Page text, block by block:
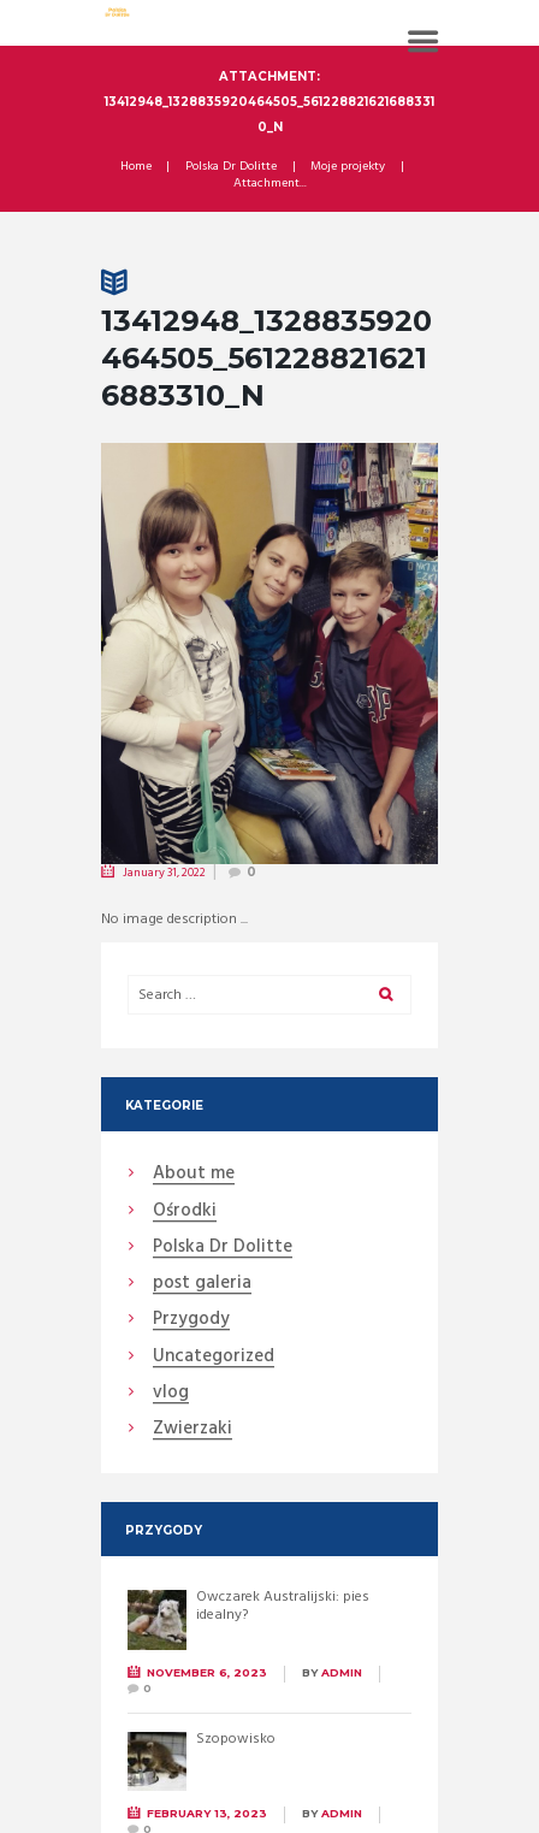
ATTACHMENT:
13412948_1328835920464505_561228821621688331
0_N
Home Polska Dr Dolitte
Moje projekty
Attachment...
13412948_1328835920
464505_561228821621
6883310_N
January 31, 2022 0
No image description ...
KATEGORIE
About me
Ośrodki
Polska Dr Dolitte
post galeria
Przygody
Uncategorized
vlog
Zwierzaki
PRZYGODY
Owczarek Australijski: pies
idealny?
NOVEMBER 6, 2023 BYADMIN
0
Szopowisko
FEBRUARY 13, 2023 BYADMIN
0